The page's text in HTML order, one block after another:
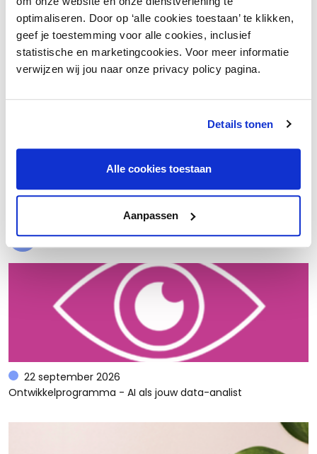
optimaliseren. Door op ‘alle cookies toestaan’ te klikken,
geef je toestemming voor alle cookies, inclusief
statistische en marketingcookies. Voor meer informatie
verwijzen wij jou naar onze privacy policy pagina.
Details tonen
Alle cookies toestaan
Aanpassen
Laad meer
Evenementen
22 september 2026
Ontwikkelprogramma - AI als jouw data-analist